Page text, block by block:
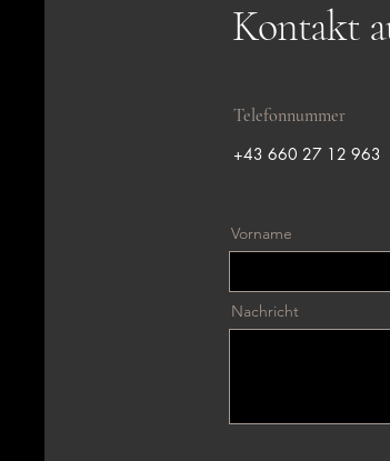
Kontakt
Telefonnummer
+43 660 27 12 963
Vorname
Nachricht